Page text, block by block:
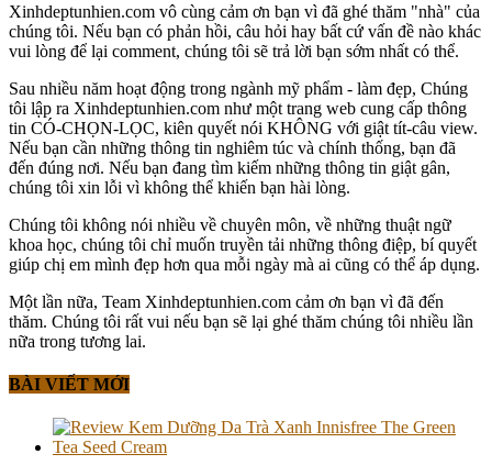
Xinhdeptunhien.com vô cùng cảm ơn bạn vì đã ghé thăm "nhà" của
chúng tôi. Nếu bạn có phản hồi, câu hỏi hay bất cứ vấn đề nào khác
vui lòng để lại comment, chúng tôi sẽ trả lời bạn sớm nhất có thể.
Sau nhiều năm hoạt động trong ngành mỹ phẩm - làm đẹp, Chúng
tôi lập ra Xinhdeptunhien.com như một trang web cung cấp thông
tin CÓ-CHỌN-LỌC, kiên quyết nói KHÔNG với giật tít-câu view.
Nếu bạn cần những thông tin nghiêm túc và chính thống, bạn đã
đến đúng nơi. Nếu bạn đang tìm kiếm những thông tin giật gân,
chúng tôi xin lỗi vì không thể khiến bạn hài lòng.
Chúng tôi không nói nhiều về chuyên môn, về những thuật ngữ
khoa học, chúng tôi chỉ muốn truyền tải những thông điệp, bí quyết
giúp chị em mình đẹp hơn qua mỗi ngày mà ai cũng có thể áp dụng.
Một lần nữa, Team Xinhdeptunhien.com cảm ơn bạn vì đã đến
thăm. Chúng tôi rất vui nếu bạn sẽ lại ghé thăm chúng tôi nhiều lần
nữa trong tương lai.
BÀI VIẾT MỚI